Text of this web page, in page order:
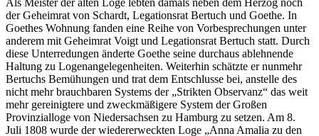
der Geheimrat von Schardt, Legationsrat Bertuch und Goethe. In
Goethes Wohnung fanden eine Reihe von Vorbesprechungen unter
anderem mit Geheimrat Voigt und Legationsrat Bertuch statt. Durch
diese Unterredungen änderte Goethe seine durchaus ablehnende
Haltung zu Logenangelegenheiten. Weiterhin schätzte er nunmehr
Bertuchs Bemühungen und trat dem Entschlusse bei, anstelle des
nicht mehr brauchbaren Systems der „Strikten Observanz“ das weit
mehr gereinigtere und zweckmäßigere System der Großen
Provinzialloge von Niedersachsen zu Hamburg zu setzen. Am 8.
Juli 1808 wurde der wiedererweckten Loge „Anna Amalia zu den